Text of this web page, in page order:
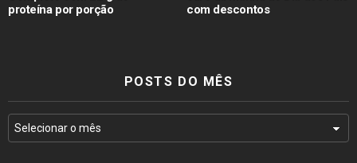
proteína por porção
com descontos
POSTS DO MÊS